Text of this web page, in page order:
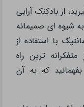
از بادکنک آرایی
به شیوه ای صمیمانه
با استفاده از
ترین راه
که به آن